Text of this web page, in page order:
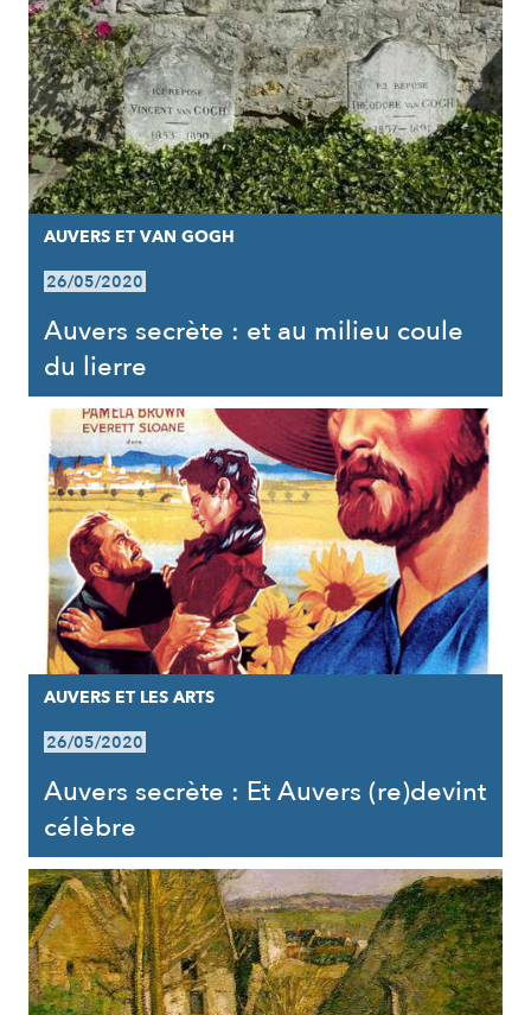
AUVERS ET VAN GOGH
26/05/2020
Auvers secrète : et au milieu coule
du lierre
AUVERS ET LES ARTS
26/05/2020
Auvers secrète : Et Auvers (re)devint
célèbre